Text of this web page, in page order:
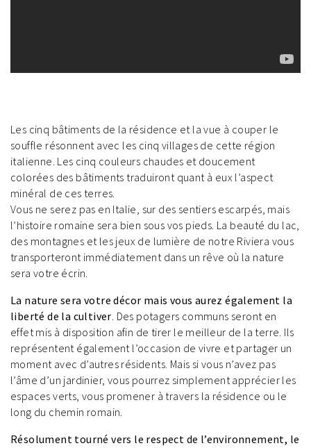
Les cinq bâtiments de la résidence et la vue à couper le
souffle résonnent avec les cinq villages de cette région
italienne. Les cinq couleurs chaudes et doucement
colorées des bâtiments traduiront quant à eux l’aspect
minéral de ces terres.
Vous ne serez pas en Italie, sur des sentiers escarpés, mais
l’histoire romaine sera bien sous vos pieds. La beauté du lac,
des montagnes et les jeux de lumière de notre Riviera vous
transporteront immédiatement dans un rêve où la nature
sera votre écrin.
La nature sera votre décor mais vous aurez également la
liberté de la cultiver. Des potagers communs seront en
effet mis à disposition afin de tirer le meilleur de la terre. Ils
représentent également l’occasion de vivre et partager un
moment avec d’autres résidents. Mais si vous n’avez pas
l’âme d’un jardinier, vous pourrez simplement apprécier les
espaces verts, vous promener à travers la résidence ou le
long du chemin romain.
Résolument tourné vers le respect de l’environnement, le